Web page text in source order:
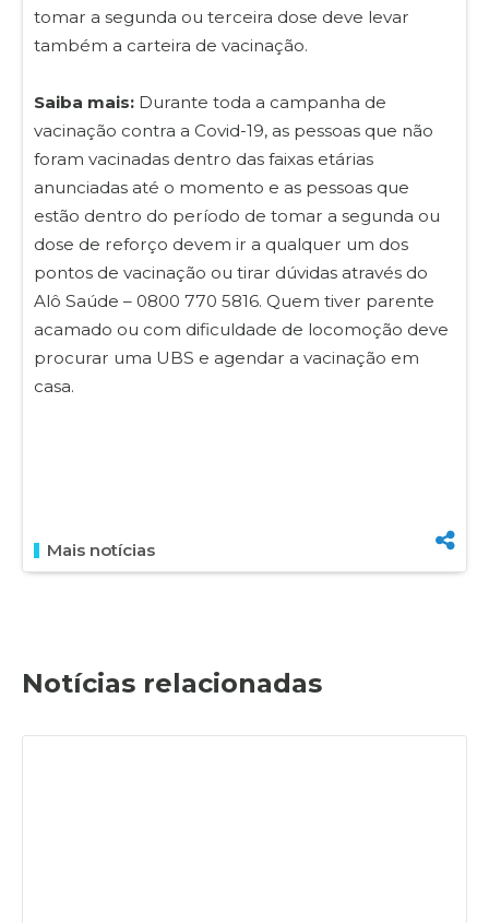
tomar a segunda ou terceira dose deve levar
também a carteira de vacinação.
Saiba mais: Durante toda a campanha de
vacinação contra a Covid-19, as pessoas que não
foram vacinadas dentro das faixas etárias
anunciadas até o momento e as pessoas que
estão dentro do período de tomar a segunda ou
dose de reforço devem ir a qualquer um dos
pontos de vacinação ou tirar dúvidas através do
Alô Saúde – 0800 770 5816. Quem tiver parente
acamado ou com dificuldade de locomoção deve
procurar uma UBS e agendar a vacinação em
casa.
Mais notícias
Notícias relacionadas